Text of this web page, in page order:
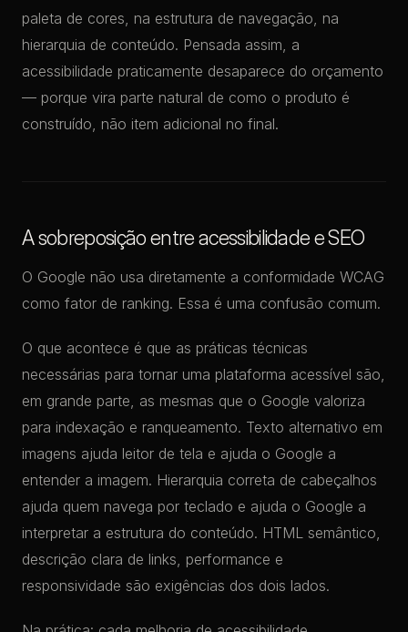
paleta de cores, na estrutura de navegação, na
hierarquia de conteúdo. Pensada assim, a
acessibilidade praticamente desaparece do orçamento
— porque vira parte natural de como o produto é
construído, não item adicional no final.
A sobreposição entre acessibilidade e SEO
O Google não usa diretamente a conformidade WCAG
como fator de ranking. Essa é uma confusão comum.
O que acontece é que as práticas técnicas
necessárias para tornar uma plataforma acessível são,
em grande parte, as mesmas que o Google valoriza
para indexação e ranqueamento. Texto alternativo em
imagens ajuda leitor de tela e ajuda o Google a
entender a imagem. Hierarquia correta de cabeçalhos
ajuda quem navega por teclado e ajuda o Google a
interpretar a estrutura do conteúdo. HTML semântico,
descrição clara de links, performance e
responsividade são exigências dos dois lados.